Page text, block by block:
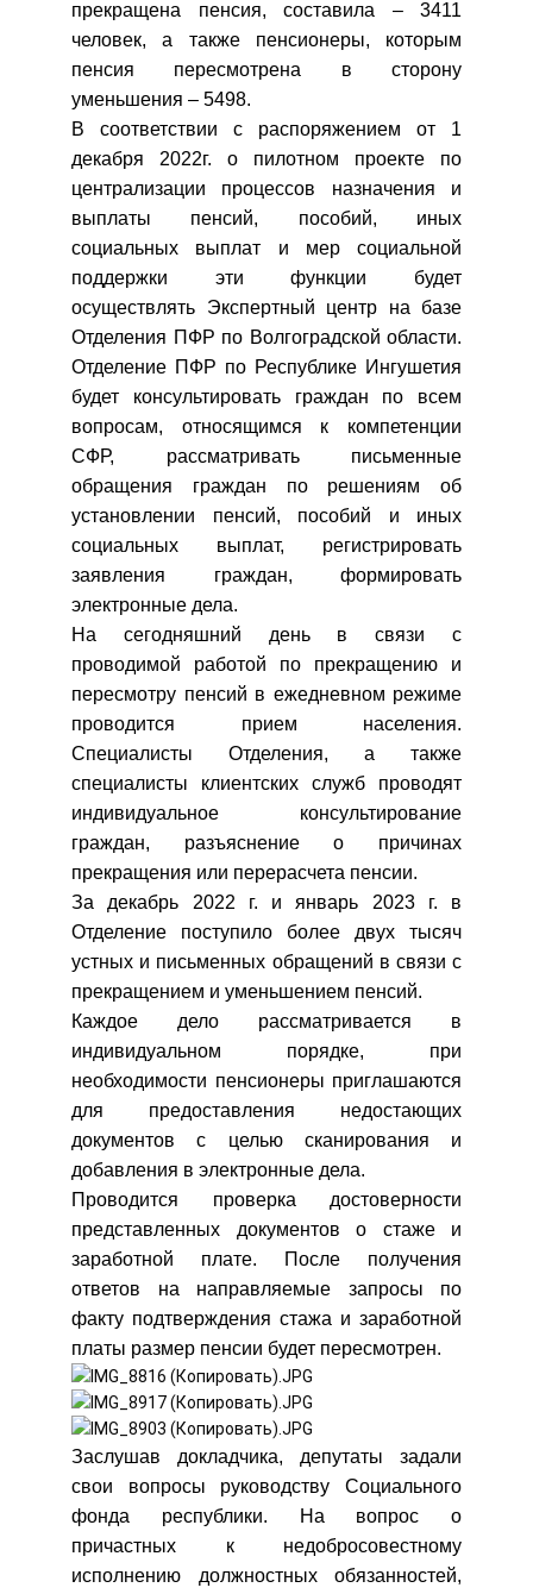
прекращена пенсия, составила – 3411
человек, а также пенсионеры, которым
пенсия пересмотрена в сторону
уменьшения – 5498.
В соответствии с распоряжением от 1
декабря 2022г. о пилотном проекте по
централизации процессов назначения и
выплаты пенсий, пособий, иных
социальных выплат и мер социальной
поддержки эти функции будет
осуществлять Экспертный центр на базе
Отделения ПФР по Волгоградской области.
Отделение ПФР по Республике Ингушетия
будет консультировать граждан по всем
вопросам, относящимся к компетенции
СФР, рассматривать письменные
обращения граждан по решениям об
установлении пенсий, пособий и иных
социальных выплат, регистрировать
заявления граждан, формировать
электронные дела.
На сегодняшний день в связи с
проводимой работой по прекращению и
пересмотру пенсий в ежедневном режиме
проводится прием населения.
Специалисты Отделения, а также
специалисты клиентских служб проводят
индивидуальное консультирование
граждан, разъяснение о причинах
прекращения или перерасчета пенсии.
За декабрь 2022 г. и январь 2023 г. в
Отделение поступило более двух тысяч
устных и письменных обращений в связи с
прекращением и уменьшением пенсий.
Каждое дело рассматривается в
индивидуальном порядке, при
необходимости пенсионеры приглашаются
для предоставления недостающих
документов с целью сканирования и
добавления в электронные дела.
Проводится проверка достоверности
представленных документов о стаже и
заработной плате. После получения
ответов на направляемые запросы по
факту подтверждения стажа и заработной
платы размер пенсии будет пересмотрен.
Заслушав докладчика, депутаты задали
свои вопросы руководству Социального
фонда республики. На вопрос о
причастных к недобросовестному
исполнению должностных обязанностей,